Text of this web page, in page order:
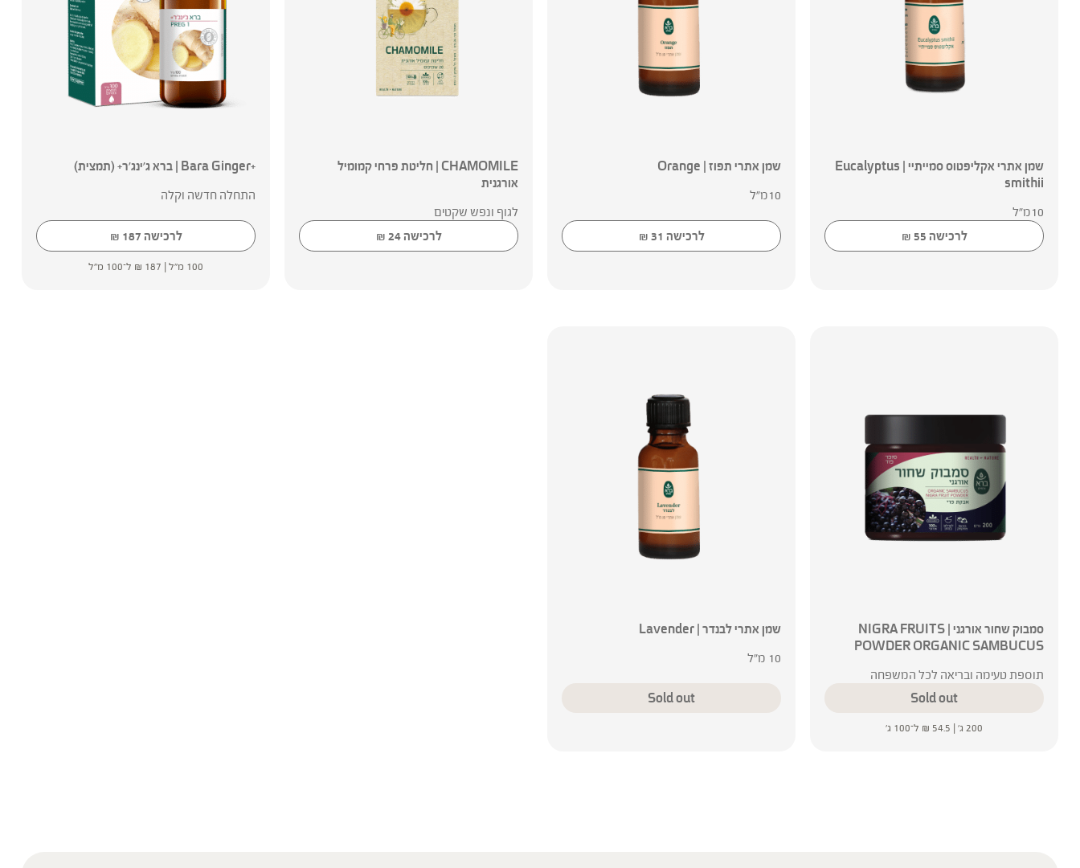
שמן אתרי אקליפטוס סמייתיי | Eucalyptus
smithii
10מ"ל
לרכישה
₪ 55
שמן אתרי תפוז | Orange
10מ"ל
לרכישה ₪ 31
CHAMOMILE | חליטת פרחי קמומיל
אורגנית
לגוף ונפש שקטים
לרכישה
₪ 24
+Bara Ginger | ברא ג'ינג'ר+ (תמצית)
התחלה חדשה וקלה
לרכישה ₪ 187
100 מ"ל | ₪ 187 ל־100 מ"ל
סמבוק שחור אורגני | NIGRA FRUITS
POWDER ORGANIC SAMBUCUS
תוספת טעימה ובריאה לכל המשפחה
Sold out
200 ג' | ₪ 54.5 ל־100 ג'
שמן אתרי לבנדר | Lavender
10 מ"ל
Sold out